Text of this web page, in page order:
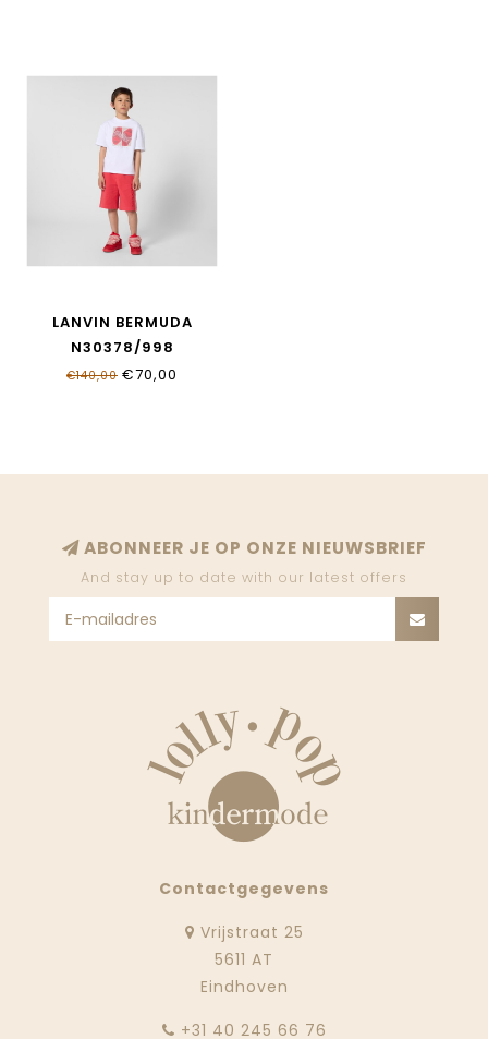
LANVIN BERMUDA
N30378/998
€140,00 €70,00
ABONNEER JE OP ONZE NIEUWSBRIEF
And stay up to date with our latest offers
Contactgegevens
Vrijstraat 25
5611 AT
Eindhoven
‭+31 40 245 66 76